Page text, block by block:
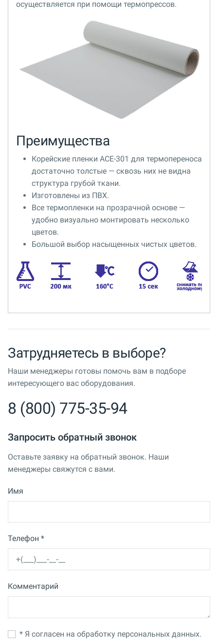
осуществляется при помощи термопрессов.
Преимущества
Корейские пленки ACE-301 для термопереноса
достаточно толстые — сквозь них не видна
структура грубой ткани.
Изготовлены из ПВХ.
Все термопленки на прозрачной основе —
удобно визуально монтировать несколько
цветов.
Большой выбор насыщенных чистых цветов.
Затрудняетесь в выборе?
Наши менеджеры готовы помочь вам в подборе
интересующего вас оборудования.
8 (800) 775-35-94
Запросить обратный звонок
Оставьте заявку на обратный звонок. Наши
менеджеры свяжутся с вами.
Имя
Телефон *
Комментарий
* Я согласен на обработку персональных данных.